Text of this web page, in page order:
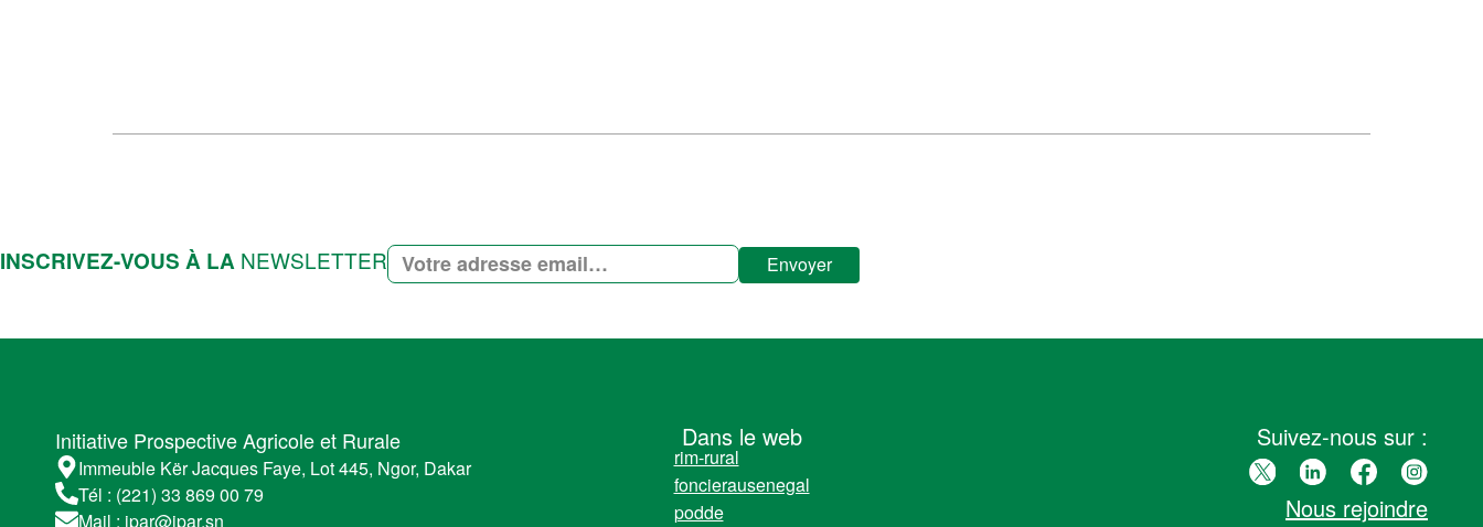
INSCRIVEZ-VOUS À LA NEWSLETTER Envoyer
Initiative Prospective Agricole et Rurale
Immeuble Kër Jacques Faye, Lot 445, Ngor, Dakar
Tél : (221) 33 869 00 79
Mail : ipar@ipar.sn
Dans le web
rim-rural
foncierausenegal
podde
Suivez-nous sur :
Nous rejoindre